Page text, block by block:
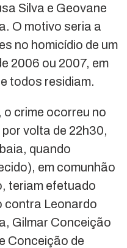
Silva e Geovane
O motivo seria a
no homicídio de um
2006 ou 2007, em
todos residiam.
crime ocorreu no
volta de 22h30,
quando
em comunhão
teriam efetuado
contra Leonardo
Gilmar Conceição
Conceição de